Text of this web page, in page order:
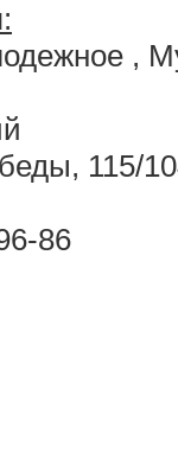
,
115/
86